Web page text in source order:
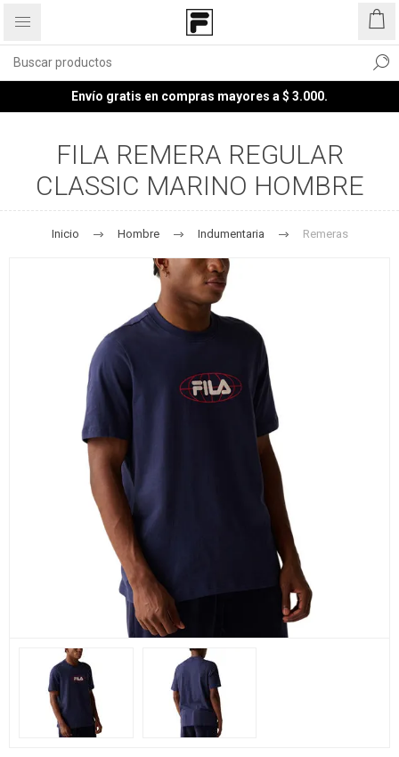
Envío gratis en compras mayores a $ 3.000.
FILA REMERA REGULAR
CLASSIC MARINO HOMBRE
Inicio Hombre Indumentaria Remeras